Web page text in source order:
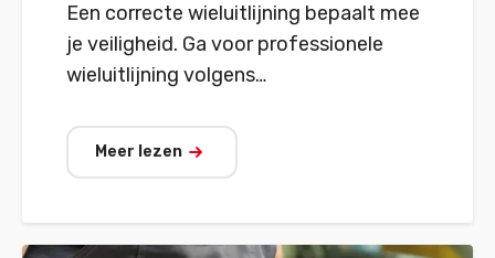
Een correcte wieluitlijning bepaalt mee
je veiligheid. Ga voor professionele
wieluitlijning volgens
Meer lezen